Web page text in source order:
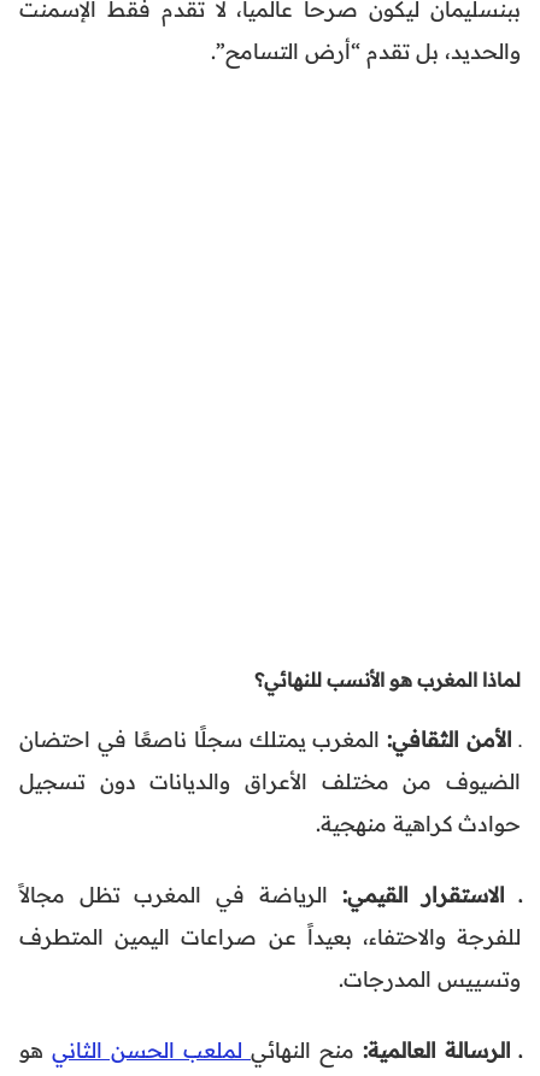
ببنسليمان ليكون صرحاً عالمياً، لا تقدم فقط الإسمنت
والحديد، بل تقدم “أرض التسامح”.
لماذا المغرب هو الأنسب للنهائي؟
ـ الأمن الثقافي: المغرب يمتلك سجلًا ناصعًا في احتضان
الضيوف من مختلف الأعراق والديانات دون تسجيل
حوادث كراهية منهجية.
ـ الاستقرار القيمي: الرياضة في المغرب تظل مجالاً
للفرجة والاحتفاء، بعيداً عن صراعات اليمين المتطرف
وتسييس المدرجات.
ـ الرسالة العالمية: منح النهائي لملعب الحسن الثاني هو